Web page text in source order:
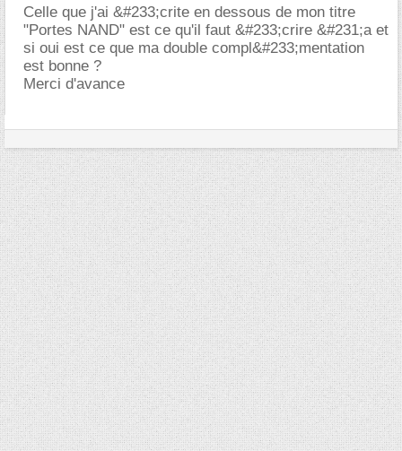
Celle que j'ai &#233;crite en dessous de mon titre
"Portes NAND" est ce qu'il faut &#233;crire &#231;a et
si oui est ce que ma double compl&#233;mentation
est bonne ?
Merci d'avance